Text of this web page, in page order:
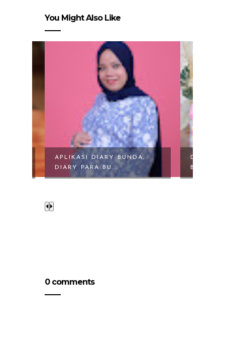
You Might Also Like
APLIKASI DIARY BUNDA,
DIARY PARA BU...
DR.
BOTTLE
0 comments